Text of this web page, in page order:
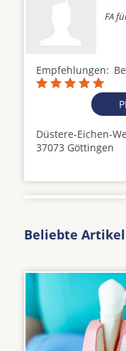
FA
Empfehlungen:
Düstere-Eichen-
37073 Göttingen
Beliebte